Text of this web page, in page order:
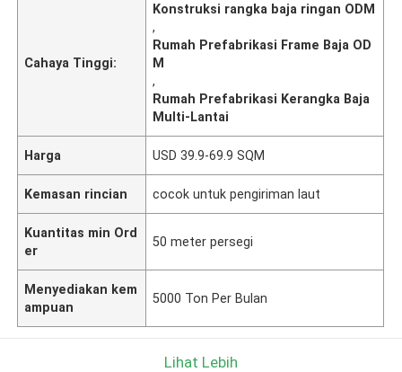
Cahaya Tinggi:
Konstruksi rangka baja ringan ODM
,
Rumah Prefabrikasi Frame Baja OD
M
,
Rumah Prefabrikasi Kerangka Baja
Multi-Lantai
Harga USD 39.9-69.9 SQM
Kemasan rincian cocok untuk pengiriman laut
Kuantitas min Ord
er
50 meter persegi
Menyediakan kem
ampuan
5000 Ton Per Bulan
Lihat Lebih